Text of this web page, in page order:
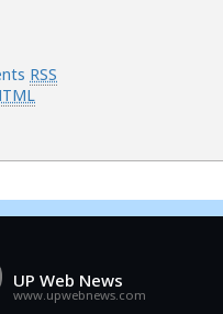
RSS
UP Web News
www.upwebnews.com